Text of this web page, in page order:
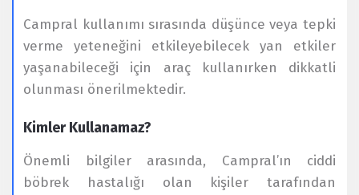
Campral kullanımı sırasında düşünce veya tepki
verme yeteneğini etkileyebilecek yan etkiler
yaşanabileceği için araç kullanırken dikkatli
olunması önerilmektedir.
Kimler Kullanamaz?
Önemli bilgiler arasında, Campral’ın ciddi
böbrek hastalığı olan kişiler tarafından